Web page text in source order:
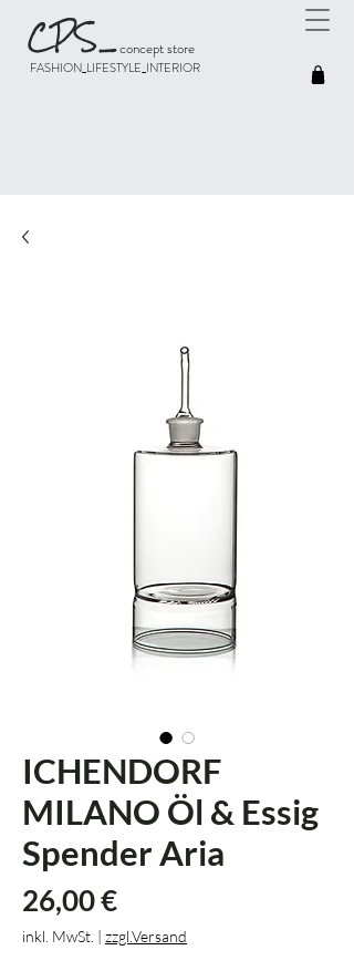
CPS_
FASHION_LIFESTYLE_INTERIOR
concept store
ICHENDORF
MILANO Öl & Essig
Spender Aria
26,00 €Preis
inkl. MwSt. | zzgl.Versand